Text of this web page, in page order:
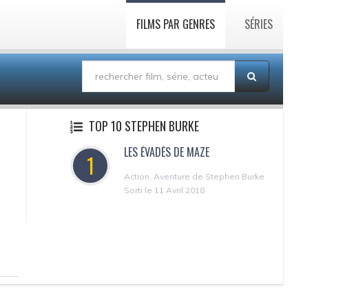
FILMS PAR GENRES SÉRIES
TOP 10 STEPHEN BURKE
1 LES ÉVADÉS DE MAZE
Action, Aventure de Stephen Burke
Sorti le 11 Avril 2018